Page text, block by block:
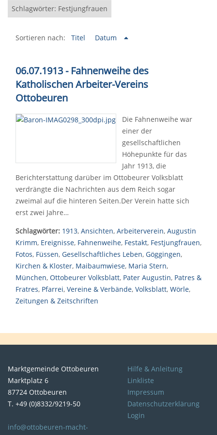
Schlagwörter: Festjungfrauen
Sortieren nach: Titel Datum
06.07.1913 - Fahnenweihe des
Katholischen Arbeiter-Vereins
Ottobeuren
Die Fahnenweihe war
einer der
gesellschaftlichen
Höhepunkte für das
Jahr 1913, die
Berichterstattung darüber im Ottobeurer Volksblatt
verdrängte die Nachrichten aus dem Reich sogar
zweimal auf die hinteren Seiten.Der Verein hatte sich
erst zwei Jahre…
Schlagwörter: 1913, Ansichten, Arbeiterverein, Augustin
Krimm, Ereignisse, Fahnenweihe, Festakt, Festjungfrauen,
Fotos, Füssen, Gesellschaftliches Leben, Göggingen,
Kirchen & Kloster, Maibaumwiese, Maria Stern,
München, Ottobeurer Volksblatt, Pater Augustin, Patres &
Fratres, Pfarrei, Vereine & Verbände, Volksblatt, Wörle,
Zeitungen & Zeitschriften
Marktgemeinde Ottobeuren
Marktplatz 6
87724 Ottobeuren
T. +49 (0)8332/9219-50
info@ottobeuren-macht-
Hilfe & Anleitung
Linkliste
Impressum
Datenschutzerklärung
Login